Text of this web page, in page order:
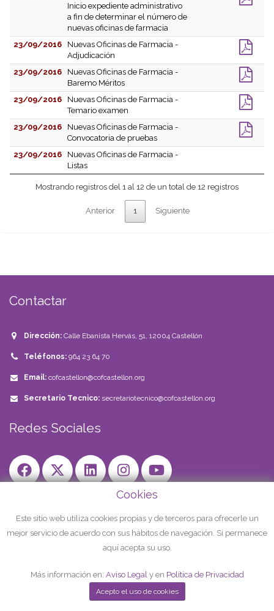
Cookies
Este sitio web utiliza cookies propias y de terceros para ofrecerle un
mejor servicio de acuerdo con sus hábitos de navegación. Si permanece
aquí acepta su uso.
Más información en: Aviso Legaly en Política de Privacidad
Acepto el uso de cookies
Inicio expediente administrativo
a fin de determinar el número de
nuevas oficinas de farmacia
23/09/2016
Nuevas Oficinas de Farmacia -
Adjudicación
23/09/2016
Nuevas Oficinas de Farmacia -
Baremo Méritos
23/09/2016
Nuevas Oficinas de Farmacia -
Temario examen
23/09/2016
Nuevas Oficinas de Farmacia -
Convocatoria de pruebas
23/09/2016
Nuevas Oficinas de Farmacia -
Listas
Mostrando registros del 1 al 12 de un total de 12 registros
Anterior 1 Siguiente
Contactar
Dirección: Calle Ebanista Hervás, 51, 12004 Castellón
Teléfonos: 964 23 64 70
Email: cofcastellon@cofcastellon.org
Secretario Tecnico: secretariotecnico@cofcastellon.org
Redes Sociales
Aviso Legal
Politica de Privacidad
Declaraciones Veri*Factu